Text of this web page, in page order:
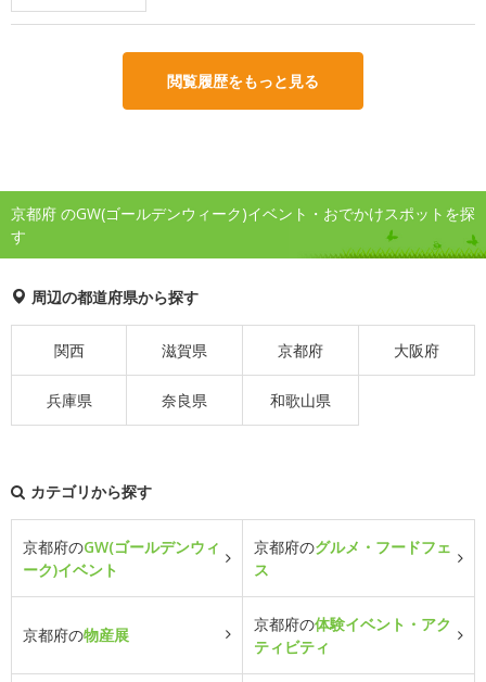
閲覧履歴をもっと見る
京都府 のGW(ゴールデンウィーク)イベント・おでかけスポットを探
す
周辺の都道府県から探す
関西 滋賀県 京都府 大阪府
兵庫県 奈良県 和歌山県
カテゴリから探す
京都府のGW(ゴールデンウィ
ーク)イベント
京都府のグルメ・フードフェ
ス
京都府の物産展
京都府の体験イベント・アク
ティビティ